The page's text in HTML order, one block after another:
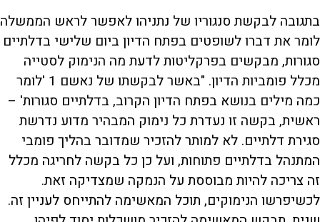
בתגובה לבקשת סנגוריו של נתניהו לאפשר לראש הממשלה
לומר את דברו לשופטים בפתח הדיון ביום שלישי בדלתיים
סגורות, מבקשים בפרקליטות לדעת מה הנימוק לסטייה
מכלל פומביות הדיון. "באשר לבקשתו של נאשם 1 'לומר
כמה מילים בנושא בפתח הדיון הקרוב, בדלתיים סגורות' –
ראשית, בקשה זו נעדרת כל נימוק המבהיר מדוע נדרשת
סגירת דלתיים. לא למותר להזכיר שמדובר בהליך פומבי
המתנהל בדלתיים פתוחות, ועל כן כל בקשה לחריגה מכלל
זה צריכה להיות מבוססת על הנמקה שמצדיקה זאת.
לכשיפרשו הנימוקים, תוכל המאשימה להתייחס לעניין זה.